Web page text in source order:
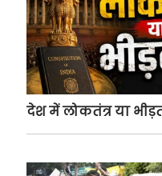
देश में लोकतंत्र या